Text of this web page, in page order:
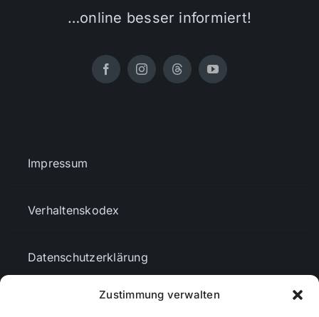
Zustimmung verwalten
…online besser informiert!
Impressum
Verhaltenskodex
Datenschutzerklärung